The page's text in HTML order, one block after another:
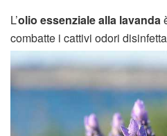
L’olio essenziale alla lavanda
combatte i cattivi odori